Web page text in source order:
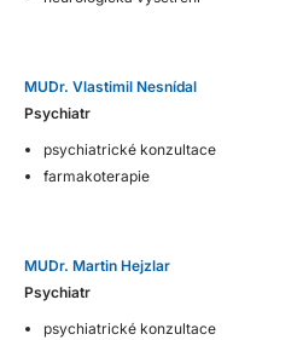
MUDr. Vlastimil Nesnídal
Psychiatr
psychiatrické konzultace
farmakoterapie
MUDr. Martin Hejzlar
Psychiatr
psychiatrické konzultace